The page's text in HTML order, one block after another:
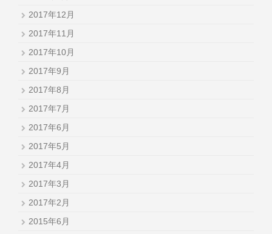
2017年12月
2017年11月
2017年10月
2017年9月
2017年8月
2017年7月
2017年6月
2017年5月
2017年4月
2017年3月
2017年2月
2015年6月